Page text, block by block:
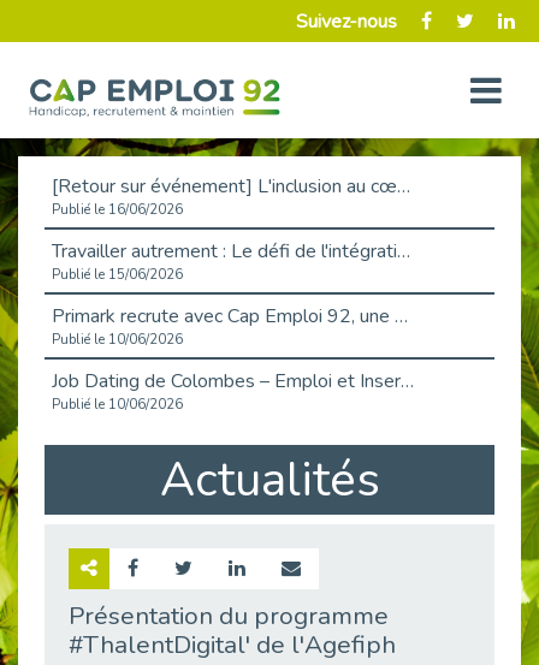
Suivez-nous
[Retour sur événement] L'inclusion au cœur de la Place de l'Emploi à La Défense !
Publié le 16/06/2026
Travailler autrement : Le défi de l'intégration des maladies chroniques en entreprise
Publié le 15/06/2026
Primark recrute avec Cap Emploi 92, une matinée couronnée de succès !
Publié le 10/06/2026
Job Dating de Colombes – Emploi et Insertion
Publié le 10/06/2026
Aborder l'entretien et la situation de handicap en toute confiance
Publié le 09/06/2026
Retour sur l’atelier « Optimiser sa recherche d’emploi »
Actualités
Présentation du programme
#ThalentDigital' de l'Agefiph